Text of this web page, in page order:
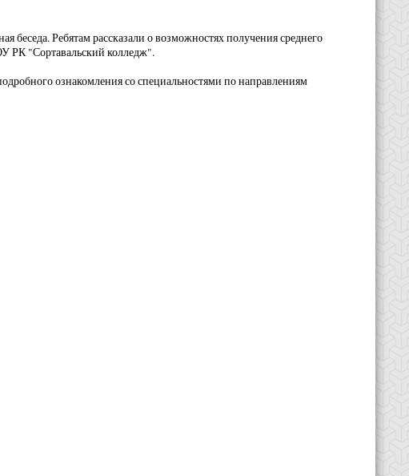
беседа. Ребятам рассказали о возможностях получения среднего
РК "Сортавальский колледж".
ознакомления со специальностями по направлениям